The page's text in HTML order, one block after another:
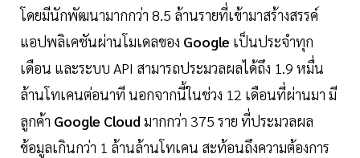
โดยมีนักพัฒนามากกว่า 8.5 ล้านรายที่เข้ามาสร้างสรรค์
แอปพลิเคชันผ่านโมเดลของ Google เป็นประจำทุก
เดือน และระบบ API สามารถประมวลผลได้ถึง 1.9 หมื่น
ล้านโทเคนต่อนาที นอกจากนี้ในช่วง 12 เดือนที่ผ่านมา มี
ลูกค้า Google Cloud มากกว่า 375 ราย ที่ประมวลผล
ข้อมูลเกินกว่า 1 ล้านล้านโทเคน สะท้อนถึงความต้องการ